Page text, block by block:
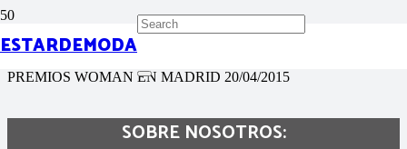
ESTARDEMODA
PREMIOS WOMAN EN MADRID 20/04/2015
SOBRE NOSOTROS: